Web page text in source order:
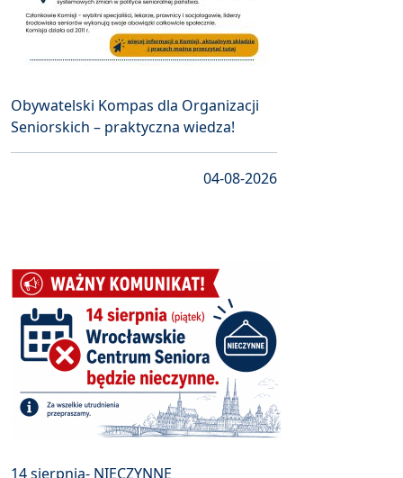
Obywatelski Kompas dla Organizacji
Seniorskich – praktyczna wiedza!
04-08-2026
14 sierpnia- NIECZYNNE